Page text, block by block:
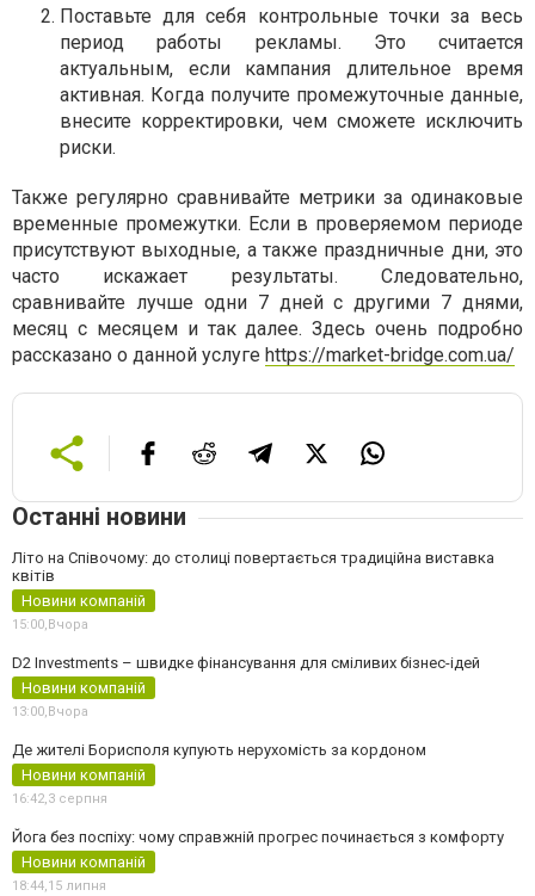
Поставьте для себя контрольные точки за весь
период работы рекламы. Это считается
актуальным, если кампания длительное время
активная. Когда получите промежуточные данные,
внесите корректировки, чем сможете исключить
риски.
Также регулярно сравнивайте метрики за одинаковые
временные промежутки. Если в проверяемом периоде
присутствуют выходные, а также праздничные дни, это
часто искажает результаты. Следовательно,
сравнивайте лучше одни 7 дней с другими 7 днями,
месяц с месяцем и так далее. Здесь очень подробно
рассказано о данной услуге https://market-bridge.com.ua/
Останні новини
Літо на Співочому: до столиці повертається традиційна виставка
квітів
Новини компаній
15:00, Вчора
D2 Investments – швидке фінансування для сміливих бізнес-ідей
Новини компаній
13:00, Вчора
Де жителі Борисполя купують нерухомість за кордоном
Новини компаній
16:42,3 серпня
Йога без поспіху: чому справжній прогрес починається з комфорту
Новини компаній
18:44,15 липня